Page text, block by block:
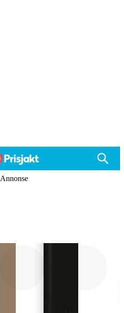
Annonse